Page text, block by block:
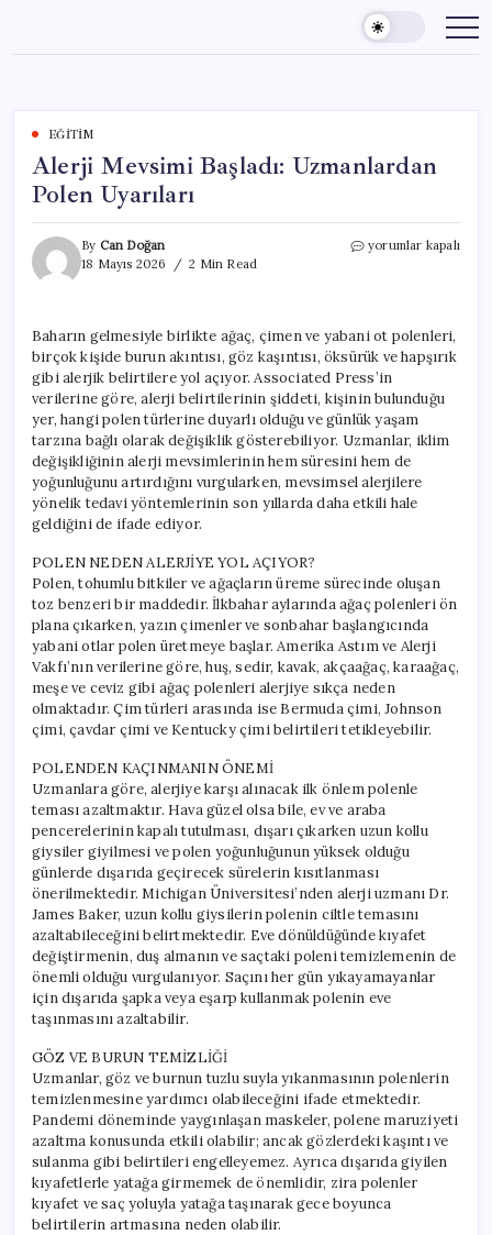
content
EĞITIM
Alerji Mevsimi Başladı: Uzmanlardan
Polen Uyarıları
By Can Doğan
18 Mayıs 2026
2 Min Read
Alerji
Uyarıları
için
yorumlar kapalı
Baharın gelmesiyle birlikte ağaç, çimen ve yabani ot polenleri,
birçok kişide burun akıntısı, göz kaşıntısı, öksürük ve hapşırık
gibi alerjik belirtilere yol açıyor. Associated Press’in
verilerine göre, alerji belirtilerinin şiddeti, kişinin bulunduğu
yer, hangi polen türlerine duyarlı olduğu ve günlük yaşam
tarzına bağlı olarak değişiklik gösterebiliyor. Uzmanlar, iklim
değişikliğinin alerji mevsimlerinin hem süresini hem de
yoğunluğunu artırdığını vurgularken, mevsimsel alerjilere
yönelik tedavi yöntemlerinin son yıllarda daha etkili hale
geldiğini de ifade ediyor.
POLEN NEDEN ALERJİYE YOL AÇIYOR?
Polen, tohumlu bitkiler ve ağaçların üreme sürecinde oluşan
toz benzeri bir maddedir. İlkbahar aylarında ağaç polenleri ön
plana çıkarken, yazın çimenler ve sonbahar başlangıcında
yabani otlar polen üretmeye başlar. Amerika Astım ve Alerji
Vakfı’nın verilerine göre, huş, sedir, kavak, akçaağaç, karaağaç,
meşe ve ceviz gibi ağaç polenleri alerjiye sıkça neden
olmaktadır. Çim türleri arasında ise Bermuda çimi, Johnson
çimi, çavdar çimi ve Kentucky çimi belirtileri tetikleyebilir.
POLENDEN KAÇINMANIN ÖNEMİ
Uzmanlara göre, alerjiye karşı alınacak ilk önlem polenle
teması azaltmaktır. Hava güzel olsa bile, ev ve araba
pencerelerinin kapalı tutulması, dışarı çıkarken uzun kollu
giysiler giyilmesi ve polen yoğunluğunun yüksek olduğu
günlerde dışarıda geçirecek sürelerin kısıtlanması
önerilmektedir. Michigan Üniversitesi’nden alerji uzmanı Dr.
James Baker, uzun kollu giysilerin polenin ciltle temasını
azaltabileceğini belirtmektedir. Eve dönüldüğünde kıyafet
değiştirmenin, duş almanın ve saçtaki poleni temizlemenin de
önemli olduğu vurgulanıyor. Saçını her gün yıkayamayanlar
için dışarıda şapka veya eşarp kullanmak polenin eve
taşınmasını azaltabilir.
GÖZ VE BURUN TEMİZLİĞİ
Uzmanlar, göz ve burnun tuzlu suyla yıkanmasının polenlerin
temizlenmesine yardımcı olabileceğini ifade etmektedir.
Pandemi döneminde yaygınlaşan maskeler, polene maruziyeti
azaltma konusunda etkili olabilir; ancak gözlerdeki kaşıntı ve
sulanma gibi belirtileri engelleyemez. Ayrıca dışarıda giyilen
kıyafetlerle yatağa girmemek de önemlidir, zira polenler
kıyafet ve saç yoluyla yatağa taşınarak gece boyunca
belirtilerin artmasına neden olabilir.